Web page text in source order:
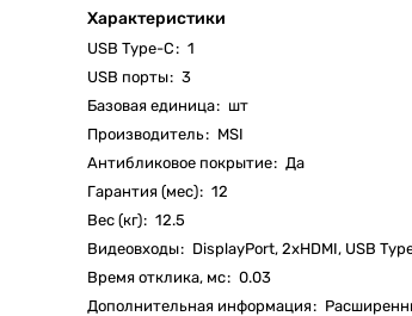
Характеристики
USB Type-C: 1
USB порты: 3
Базовая единица: шт
Производитель: MSI
Антибликовое покрытие: Да
Гарантия (мес): 12
Вес (кг): 12.5
Видеовходы: DisplayPort, 2xHDMI, USB
Время отклика, мс: 0.03
Дополнительная информация: